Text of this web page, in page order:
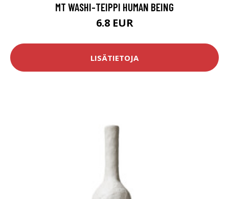
MT WASHI-TEIPPI HUMAN BEING
6.8 EUR
LISÄTIETOJA